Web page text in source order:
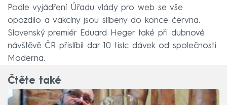
Podle vyjádření Úřadu vlády pro web se vše
opozdilo a vakcíny jsou slíbeny do konce června.
Slovenský premiér Eduard Heger také při dubnové
návštěvě ČR přislíbil dar 10 tisíc dávek od společnosti
Moderna.
Čtěte také